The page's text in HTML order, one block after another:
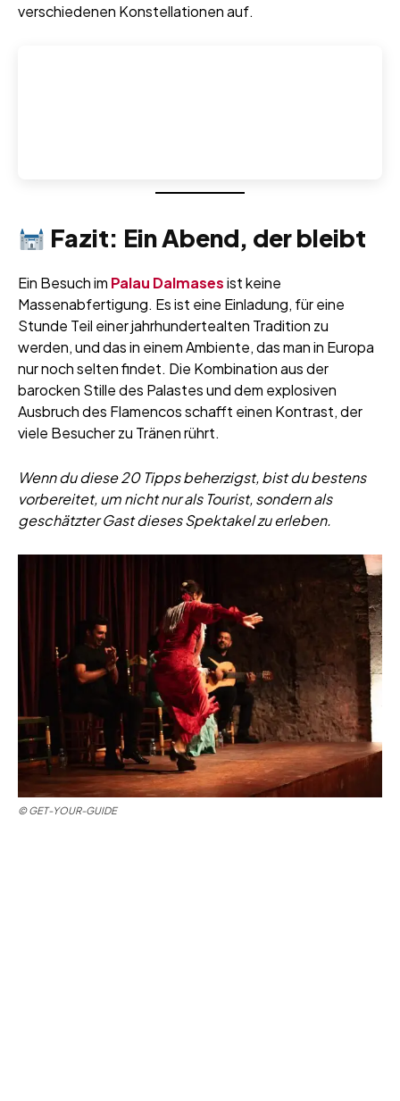
verschiedenen Konstellationen auf.
Fazit: Ein Abend, der bleibt
Ein Besuch im Palau Dalmasesist keine
Massenabfertigung. Es ist eine Einladung, für eine
Stunde Teil einer jahrhundertealten Tradition zu
werden, und das in einem Ambiente, das man in Europa
nur noch selten findet. Die Kombination aus der
barocken Stille des Palastes und dem explosiven
Ausbruch des Flamencos schafft einen Kontrast, der
viele Besucher zu Tränen rührt.
Wenn du diese 20 Tipps beherzigst, bist du bestens
vorbereitet, um nicht nur als Tourist, sondern als
geschätzter Gast dieses Spektakel zu erleben.
©GET-YOUR-GUIDE